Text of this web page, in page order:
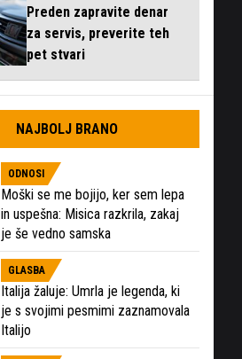
Preden zapravite denar
za servis, preverite teh
pet stvari
NAJBOLJ BRANO
ODNOSI
Moški se me bojijo, ker sem lepa
in uspešna: Misica razkrila, zakaj
je še vedno samska
GLASBA
Italija žaluje: Umrla je legenda, ki
je s svojimi pesmimi zaznamovala
Italijo